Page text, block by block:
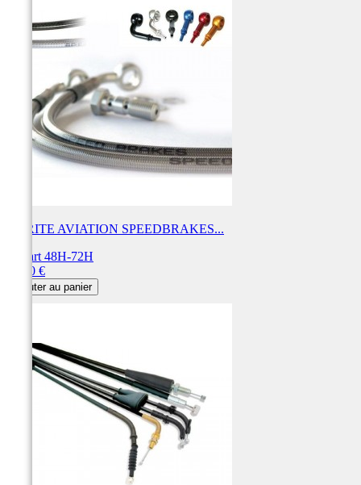
DURITE AVIATION SPEEDBRAKES...
Départ 48H-72H
54,90 €
Ajouter au panier